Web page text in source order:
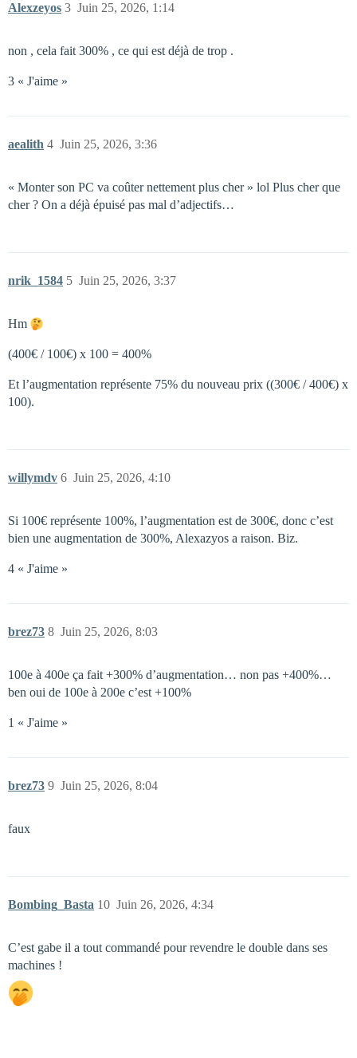
Alexzeyos Juin 25, 2026, 1:14
3
non , cela fait 300% , ce qui est déjà de trop .
3 « J'aime »
aealith Juin 25, 2026, 3:36
4
« Monter son PC va coûter nettement plus cher » lol Plus cher que
cher ? On a déjà épuisé pas mal d’adjectifs…
nrik_1584 Juin 25, 2026, 3:37
5
Hm
(400€ / 100€) x 100 = 400%
Et l’augmentation représente 75% du nouveau prix ((300€ / 400€) x
100).
willymdv Juin 25, 2026, 4:10
6
Si 100€ représente 100%, l’augmentation est de 300€, donc c’est
bien une augmentation de 300%, Alexazyos a raison. Biz.
4 « J'aime »
brez73 Juin 25, 2026, 8:03
8
100e à 400e ça fait +300% d’augmentation… non pas +400%…
ben oui de 100e à 200e c’est +100%
1 « J'aime »
brez73 Juin 25, 2026, 8:04
9
faux
Bombing_Basta Juin 26, 2026, 4:34
10
C’est gabe il a tout commandé pour revendre le double dans ses
machines !